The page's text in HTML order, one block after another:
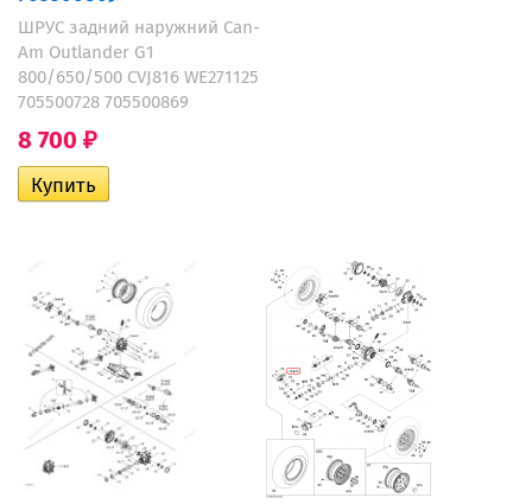
ШРУС задний наружний Can-
Am Outlander G1
800/650/500 CVJ816 WE271125
705500728 705500869
8 700 ₽